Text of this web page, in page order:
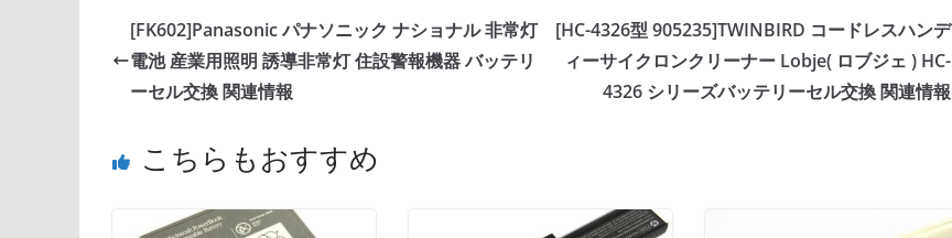
[FK602]Panasonic パナソニック ナショナル 非常灯
電池 産業用照明 誘導非常灯 住設警報機器 バッテリ
ーセル交換 関連情報
[HC-4326型 905235]TWINBIRD コードレスハンデ
ィーサイクロンクリーナー Lobje( ロブジェ ) HC-
4326 シリーズバッテリーセル交換 関連情報
こちらもおすすめ